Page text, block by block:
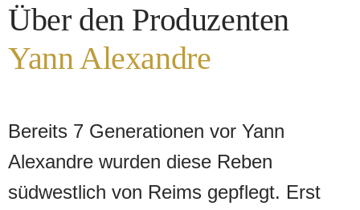
Über den Produzenten
Yann Alexandre
Bereits 7 Generationen vor Yann
Alexandre wurden diese Reben
südwestlich von Reims gepflegt. Erst